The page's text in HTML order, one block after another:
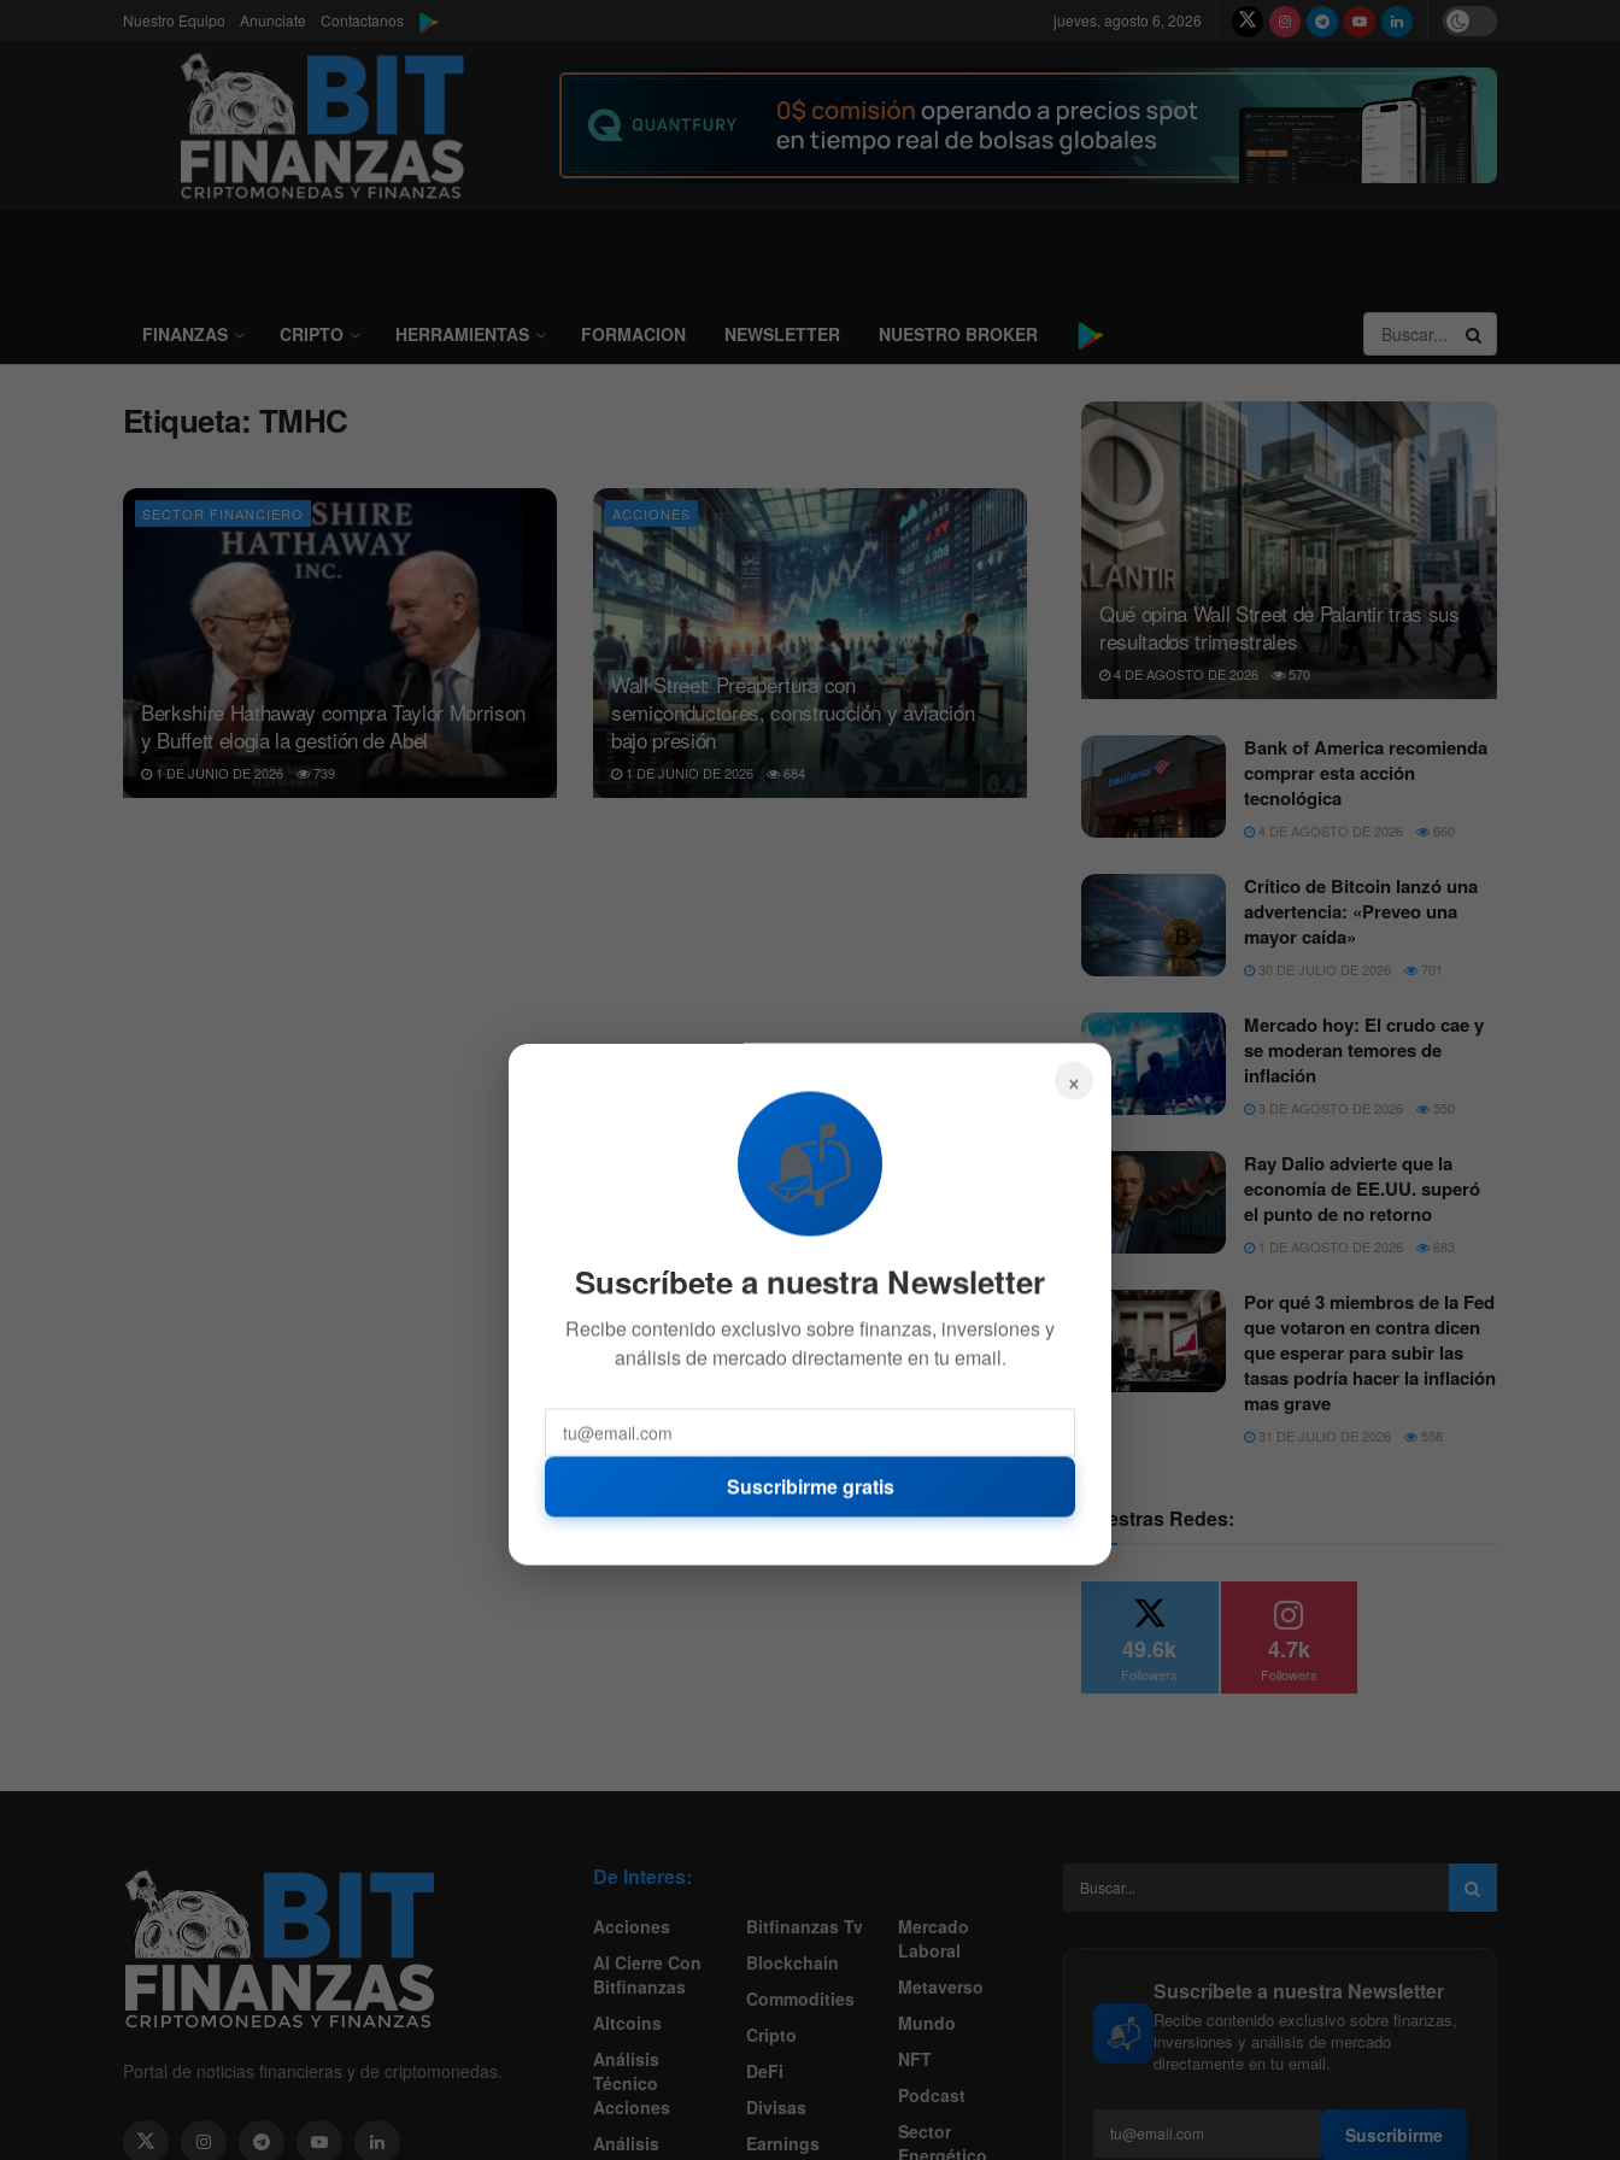
Nuestro Equipo Anunciate Contactanos jueves, agosto 6, 2026
FINANZAS CRIPTO HERRAMIENTAS FORMACION NEWSLETTER NUESTRO BROKER
Etiqueta: TMHC
SECTOR FINANCIERO
Berkshire Hathaway compra Taylor Morrison
y Buffett elogia la gestión de Abel
1 DE JUNIO DE 2026 739
ACCIONES
Wall Street: Preapertura con
semiconductores, construcción y aviación
bajo presión
1 DE JUNIO DE 2026 684
Qué opina Wall Street de Palantir tras sus
resultados trimestrales
4 DE AGOSTO DE 2026 570
Bank of America recomienda
comprar esta acción
tecnológica
4 DE AGOSTO DE 2026 660
Crítico de Bitcoin lanzó una
advertencia: «Preveo una
mayor caída»
30 DE JULIO DE 2026 701
Mercado hoy: El crudo cae y
se moderan temores de
inflación
3 DE AGOSTO DE 2026 550
Ray Dalio advierte que la
economía de EE.UU. superó
el punto de no retorno
1 DE AGOSTO DE 2026 683
Por qué 3 miembros de la Fed
que votaron en contra dicen
que esperar para subir las
tasas podría hacer la inflación
mas grave
31 DE JULIO DE 2026 558
Nuestras Redes:
49.6k
Followers
4.7k
Followers
Portal de noticias financieras y de criptomonedas.
De Interes:
Acciones
Al Cierre Con
Bitfinanzas
Altcoins
Análisis
Técnico
Acciones
Análisis
Bitfinanzas Tv
Blockchain
Commodities
Cripto
DeFi
Divisas
Earnings
Mercado
Laboral
Metaverso
Mundo
NFT
Podcast
Sector
Energético
📬
Suscríbete a nuestra Newsletter
Recibe contenido exclusivo sobre finanzas,
inversiones y análisis de mercado
directamente en tu email.
Suscribirme
×
📬
Suscríbete a nuestra Newsletter
Recibe contenido exclusivo sobre finanzas, inversiones y
análisis de mercado directamente en tu email.
Suscribirme gratis